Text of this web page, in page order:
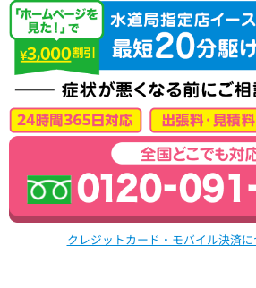
クレジットカード・モバイル決済